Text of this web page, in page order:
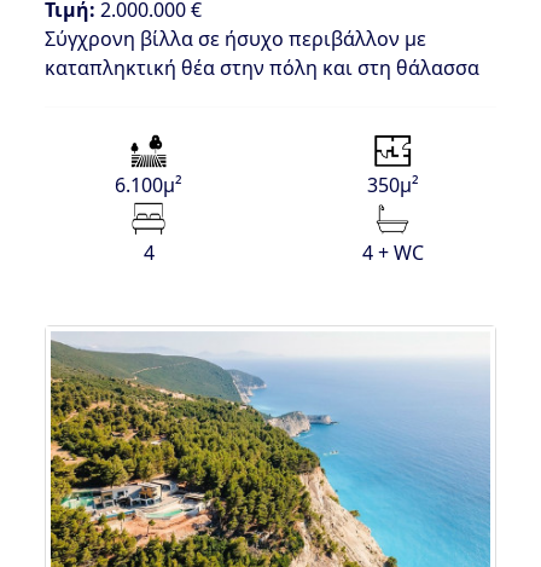
Τιμή: 2.000.000 €
Σύγχρονη βίλλα σε ήσυχο περιβάλλον με
καταπληκτική θέα στην πόλη και στη θάλασσα
6.100μ² 350μ²
4 4 + WC